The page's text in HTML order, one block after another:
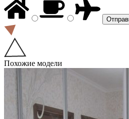
Похожие модели